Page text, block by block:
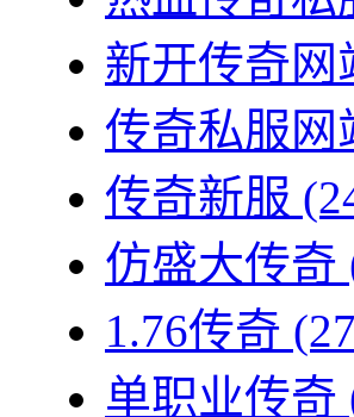
新开传奇网
传奇私服网
传奇新服
仿盛大传奇
1.76传奇
单职业传奇